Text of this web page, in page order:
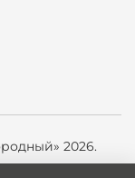
2026.